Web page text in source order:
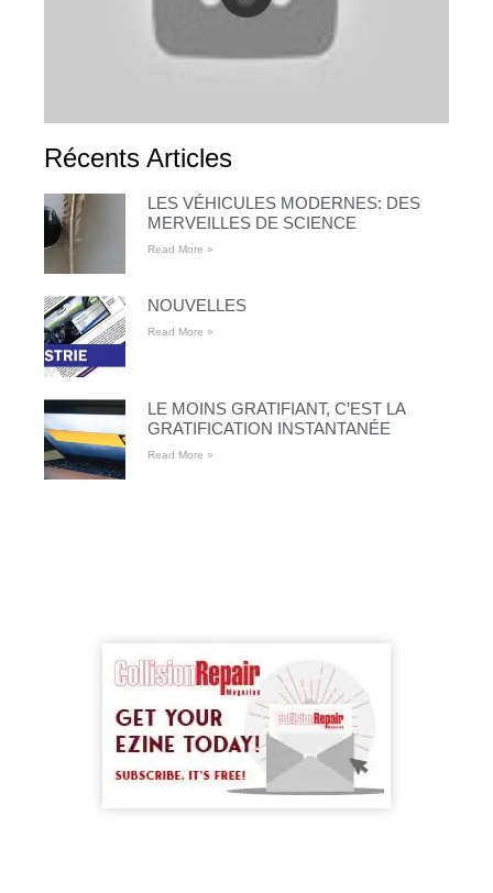
Récents Articles
LES VÉHICULES MODERNES: DES
MERVEILLES DE SCIENCE
Read More »
NOUVELLES
Read More »
LE MOINS GRATIFIANT, C’EST LA
GRATIFICATION INSTANTANÉE
Read More »